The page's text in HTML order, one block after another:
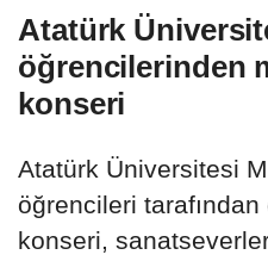
Atatürk
öğrencilerinden
konseri
Atatürk Üniversitesi
öğrencileri
konseri,